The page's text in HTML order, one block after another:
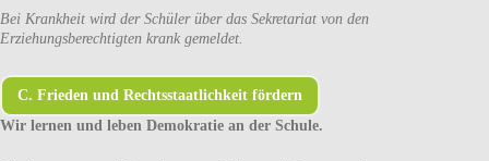
Bei Krankheit wird der Schüler über das Sekretariat von den
Erziehungsberechtigten krank gemeldet.
C. Frieden und Rechtsstaatlichkeit fördern
Wir lernen und leben Demokratie an der Schule.